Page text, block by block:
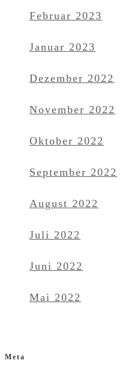
Februar 2023
Januar 2023
Dezember 2022
November 2022
Oktober 2022
September 2022
August 2022
Juli 2022
Juni 2022
Mai 2022
Meta